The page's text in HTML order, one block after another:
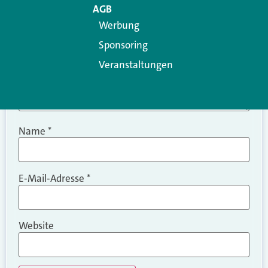
Name *
E-Mail-Adresse *
Website
AGB
Werbung
Sponsoring
Veranstaltungen